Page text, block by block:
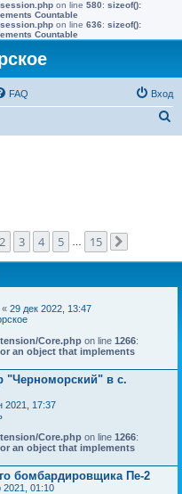
on line 580: sizeof():
Countable
on line 636: sizeof():
Countable
FAQ Вход
1 из
2 3 4 5 15
« 29 дек 2022, 13:47
Core.php on line 1266:
an object that implements
"Черноморский" в с.
2021, 17:37
Core.php on line 1266:
an object that implements
бомбардировщика Пе-2
2021, 01:10